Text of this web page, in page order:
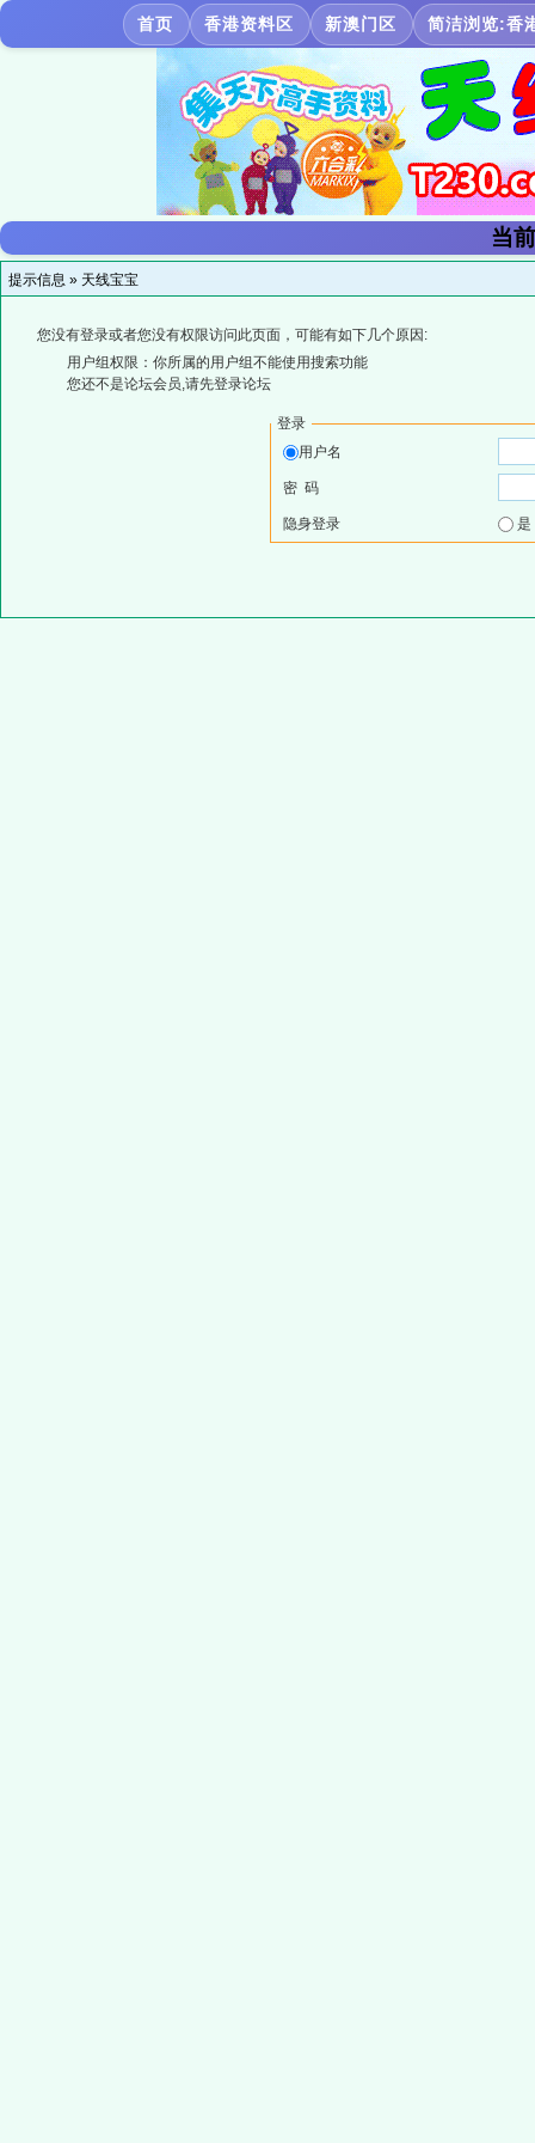
首页 香港资料区 新澳门区 简洁浏览:香
当
提示信息 » 天线宝宝
您没有登录或者您没有权限访问此页面，可能有如下几个原因:
用户组权限：你所属的用户组不能使用搜索功能
您还不是论坛会员,请先登录论坛
登录
用户名
密 码
隐身登录